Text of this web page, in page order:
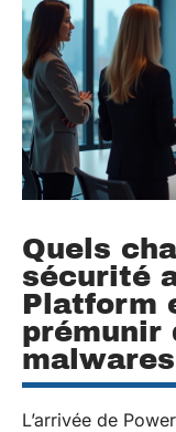
Quels
sécurité
Platform
prémunir
L’arrivée de